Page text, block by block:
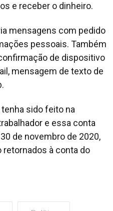
e receber o dinheiro.
mensagens com pedido
pessoais. Também
de dispositivo
mensagem de texto de
.
sido feito na
e essa conta
de novembro de 2020,
à conta do